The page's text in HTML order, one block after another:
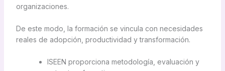
organizaciones.
De este modo, la formación se vincula con necesidades
reales de adopción, productividad y transformación.
ISEEN proporciona metodología, evaluación y